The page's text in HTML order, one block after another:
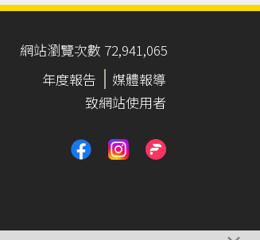
網站瀏覽次數 72,941,065
年度報告
媒體報導
致網站使用者